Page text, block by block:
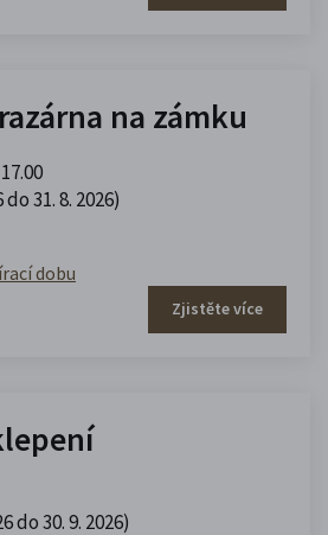
na zámku
31. 8. 2026)
dobu
Zjistěte více
do 30. 9. 2026)